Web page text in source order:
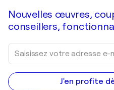
Nouvelles œuvres,
conseillers,
J'en profite